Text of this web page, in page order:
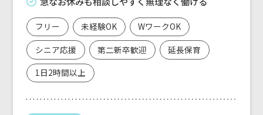
フリー 未経験OK
WワークOK
シニア応援
第二新卒歓迎
延長保育
1日2時間以上